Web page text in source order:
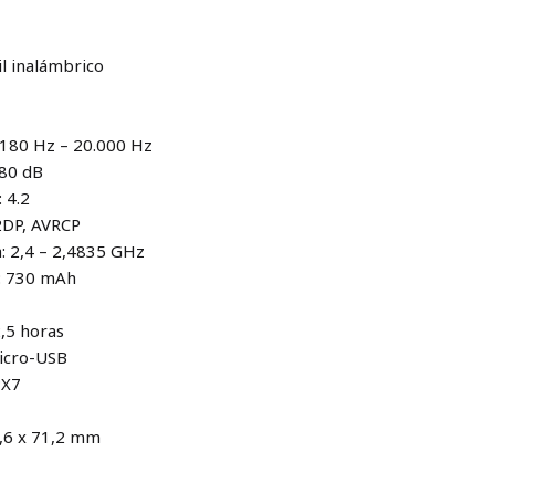
inalámbrico
Hz – 20.000 Hz
dB
4.2
AVRCP
2,4 – 2,4835 GHz
730 mAh
horas
USB
x 71,2 mm